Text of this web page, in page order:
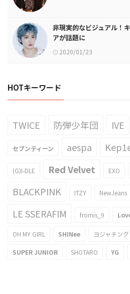
非現実的なビジュアル！
アが話題に
2020/01/23
HOTキーワード
TWICE 防弾少年団 IVE
セブンティーン aespa
(G)I-DLE Red Velvet EXO
BLACKPINK ITZY NewJeans
LE SSERAFIM fromis_9
OH MY GIRL SHINee ヨジャチング
SUPER JUNIOR SHOTARO YG